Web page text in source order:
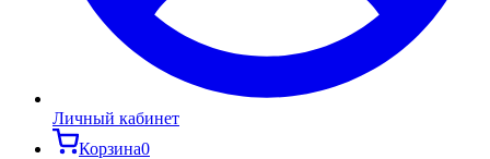
Личный кабинет
Корзина0